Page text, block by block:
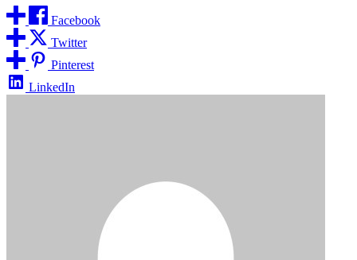
Facebook
Twitter
Pinterest
LinkedIn